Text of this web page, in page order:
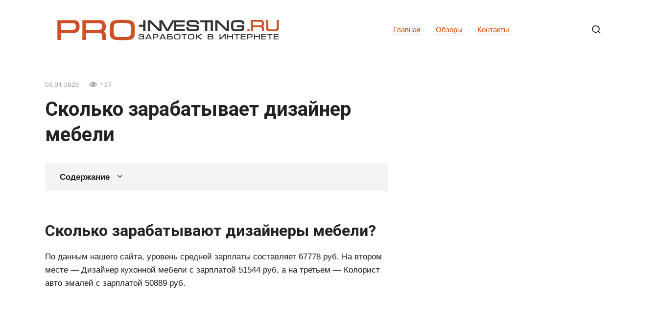
Главная Обзоры Контакты
05.01.2023 127
Сколько зарабатывает дизайнер
мебели
Содержание
Сколько зарабатывают дизайнеры мебели?
По данным нашего сайта, уровень средней зарплаты составляет 67778 руб. На втором
месте — Дизайнер кухонной мебели с зарплатой 51544 руб, а на третьем — Колорист
авто эмалей с зарплатой 50889 руб.